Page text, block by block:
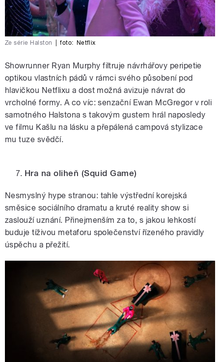
Ze série Halston foto: Netflix
Showrunner Ryan Murphy filtruje návrhářovy peripetie
optikou vlastních pádů v rámci svého působení pod
hlavičkou Netflixu a dost možná avizuje návrat do
vrcholné formy. A co víc: senzační Ewan McGregor v roli
samotného Halstona s takovým gustem hrál naposledy
ve filmu Kašlu na lásku a přepálená campová stylizace
mu tuze svědčí.
Hra na oliheň (Squid Game)
Nesmyslný hype stranou: tahle výstřední korejská
směsice sociálního dramatu a kruté reality show si
zaslouží uznání. Přinejmenším za to, s jakou lehkostí
buduje tíživou metaforu společenství řízeného pravidly
úspěchu a přežití.